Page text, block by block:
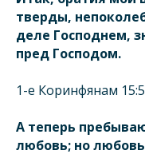
тверды,
деле Господнем,
пред Господом.
1-е Коринфянам
А теперь
любовь; но